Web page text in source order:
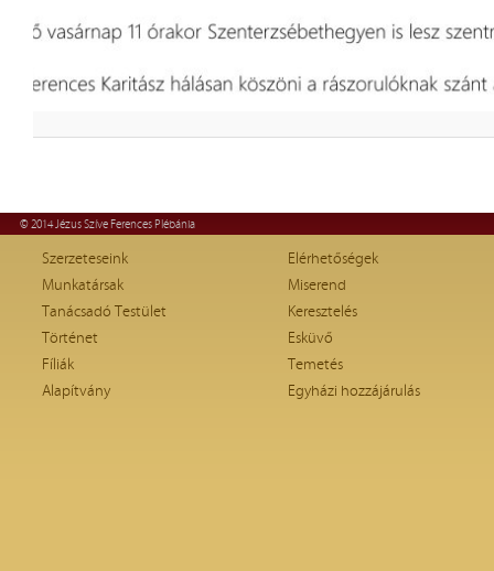
© 2014 Jézus Szíve Ferences Plébánia
Szerzeteseink
Munkatársak
Tanácsadó Testület
Történet
Fíliák
Alapítvány
Elérhetőségek
Miserend
Keresztelés
Esküvő
Temetés
Egyházi hozzájárulás